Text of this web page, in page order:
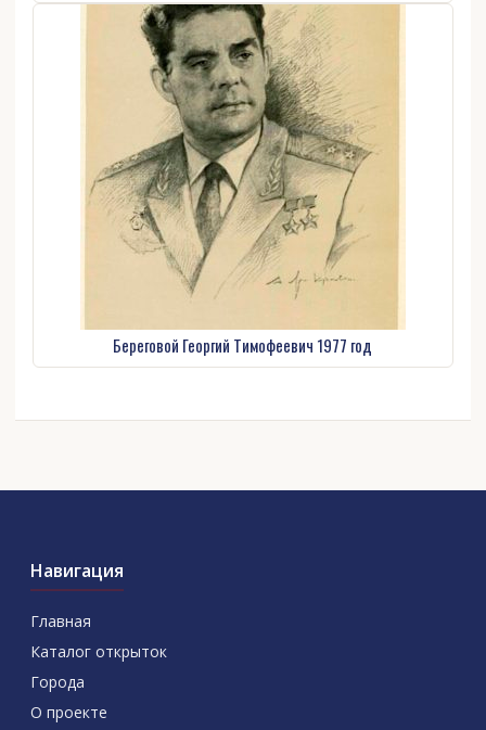
Береговой Георгий Тимофеевич 1977 год
Навигация
Главная
Каталог открыток
Города
О проекте